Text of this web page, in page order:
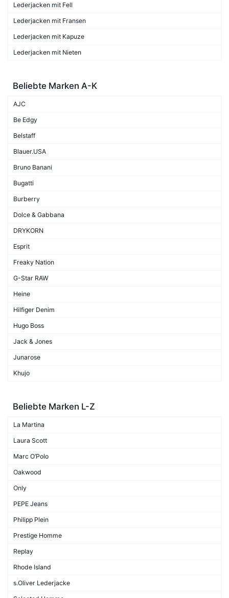
Lederjacken mit Fell
Lederjacken mit Fransen
Lederjacken mit Kapuze
Lederjacken mit Nieten
Beliebte Marken A-K
AJC
Be Edgy
Belstaff
Blauer.USA
Bruno Banani
Bugatti
Burberry
Dolce & Gabbana
DRYKORN
Esprit
Freaky Nation
G-Star RAW
Heine
Hilfiger Denim
Hugo Boss
Jack & Jones
Junarose
Khujo
Beliebte Marken L-Z
La Martina
Laura Scott
Marc O’Polo
Oakwood
Only
PEPE Jeans
Philipp Plein
Prestige Homme
Replay
Rhode Island
s.Oliver Lederjacke